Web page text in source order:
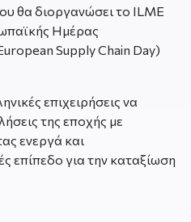
θα διοργανώσει το ILME
Ημέρας
Supply Chain Day)
επιχειρήσεις να
της εποχής με
ενεργά και
επίπεδο για την καταξίωση